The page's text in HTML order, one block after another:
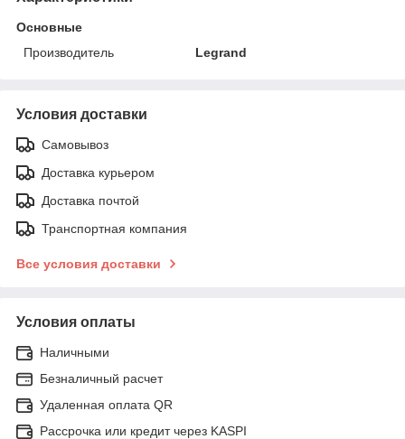
Основные
Производитель
Legrand
Условия доставки
Самовывоз
Доставка курьером
Доставка почтой
Транспортная компания
Все условия доставки
Условия оплаты
Наличными
Безналичный расчет
Удаленная оплата QR
Рассрочка или кредит через KASPI